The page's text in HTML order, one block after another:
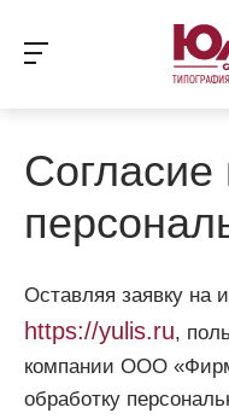
Согласие
Оставляя заявку на
https://yulis.ru,
компании ООО
обработку